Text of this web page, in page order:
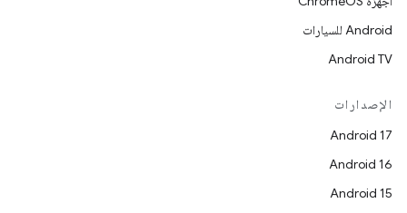
Android للسيارات
Android TV
الإصدارات
Android 17
Android 16
Android 15